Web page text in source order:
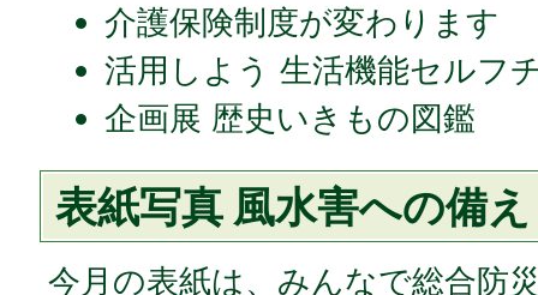
介護保険制度が変わります
活用しよう 生活機能セルフ
企画展 歴史いきもの図鑑
表紙写真 風水害への備え
今月の表紙は、みんなで総合防